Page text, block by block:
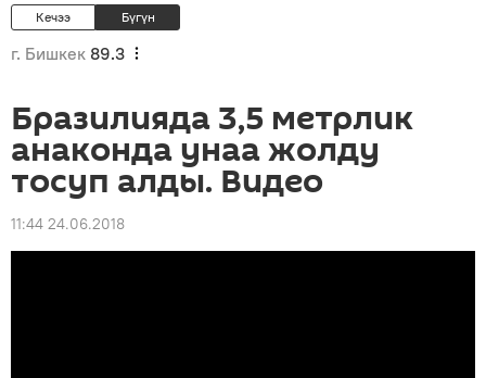
Кечээ Бүгүн
г. Бишкек 89.3
Бразилияда 3,5 метрлик
анаконда унаа жолду
тосуп алды. Видео
11:44 24.06.2018